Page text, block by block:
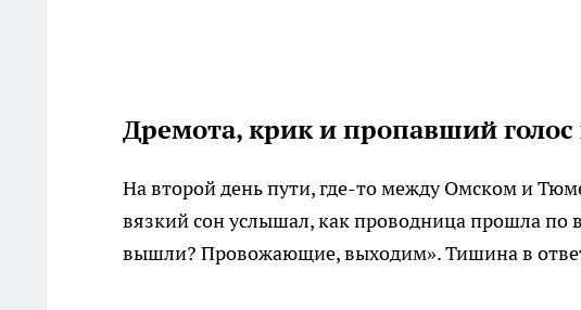
Дремота, крик и пропавший голос
На второй день пути, где-то между Омском и
вязкий сон услышал, как проводница прошла
вышли? Провожающие, выходим». Тишина в ответ